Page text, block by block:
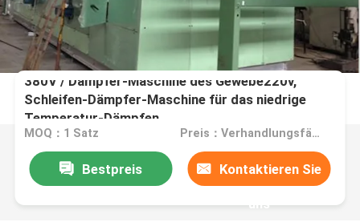
380V / Dampfer-Maschine des Gewebe220v,
Schleifen-Dämpfer-Maschine für das niedrige
Temperatur-Dämpfen
MOQ：1 Satz Preis：Verhandlungsfähig
Bestpreis Kontaktieren Sie
uns